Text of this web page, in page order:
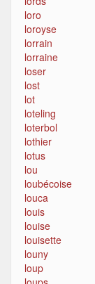
loro
loroyse
lorrain
lorraine
loser
lost
lot
loteling
loterbol
lothier
lotus
lou
loubécoise
louca
louis
louise
louisette
louny
loup